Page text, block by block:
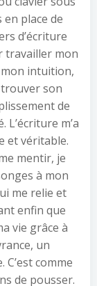
place de
d’écriture
travailler mon
intuition,
son
de
m’a
et véritable.
mentir, je
à mon
me relie et
enfin que
vie grâce à
un
comme
de pousser.